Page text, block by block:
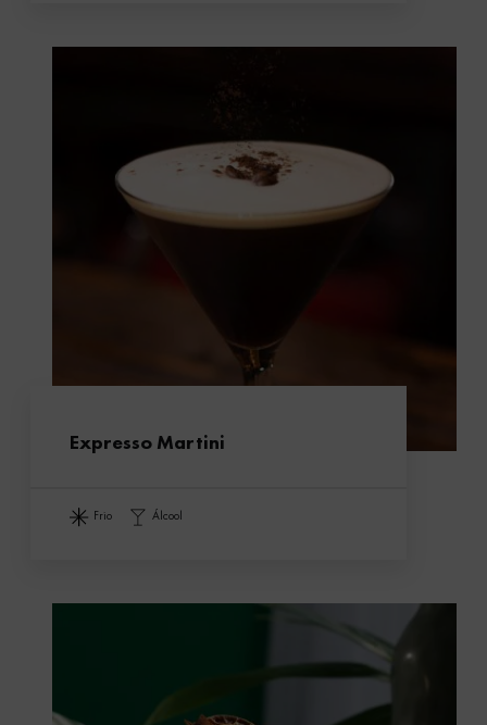
Expresso Martini
frio álcool